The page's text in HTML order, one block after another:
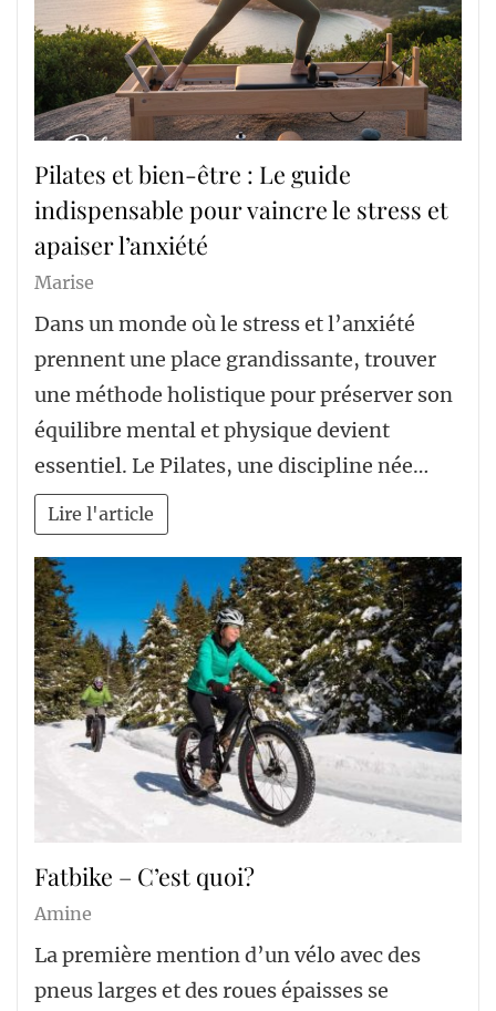
Pilates et bien-être : Le guide
indispensable pour vaincre le stress et
apaiser l’anxiété
Marise
Dans un monde où le stress et l’anxiété
prennent une place grandissante, trouver
une méthode holistique pour préserver son
équilibre mental et physique devient
essentiel. Le Pilates, une discipline née…
Lire l'article
Fatbike – C’est quoi?
Amine
La première mention d’un vélo avec des
pneus larges et des roues épaisses se